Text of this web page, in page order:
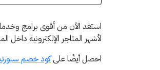
لأشهر المتاجر الإلكترونية
احصل أيضًا علىكود خصم